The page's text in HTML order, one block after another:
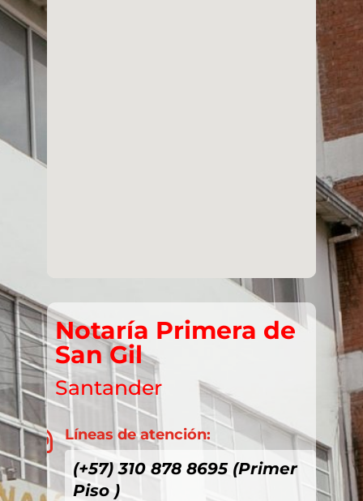
Notaría Primera de
San Gil
Santander
 Líneas de atención:
(+57) 310 878 8695 (Primer
Piso )